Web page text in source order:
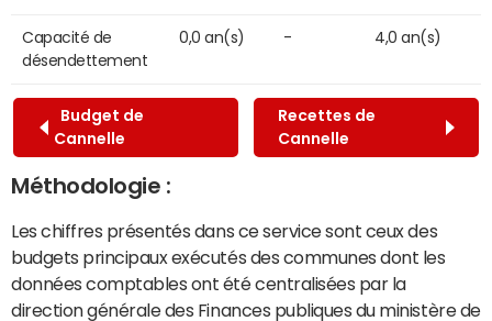
Capacité de
désendettement
0,0 an(s) - 4,0 an(s)
Budget de
Cannelle
Recettes de
Cannelle
Méthodologie :
Les chiffres présentés dans ce service sont ceux des
budgets principaux exécutés des communes dont les
données comptables ont été centralisées par la
direction générale des Finances publiques du ministère de